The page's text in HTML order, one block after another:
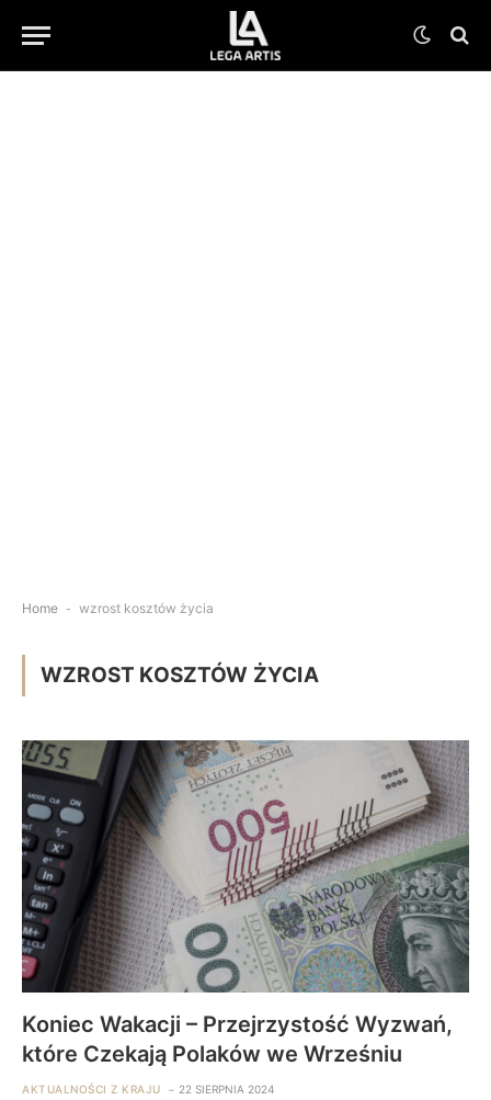
Home - wzrost kosztów życia
WZROST KOSZTÓW ŻYCIA
Koniec Wakacji – Przejrzystość Wyzwań,
które Czekają Polaków we Wrześniu
AKTUALNOŚCI Z KRAJU 22 SIERPNIA 2024